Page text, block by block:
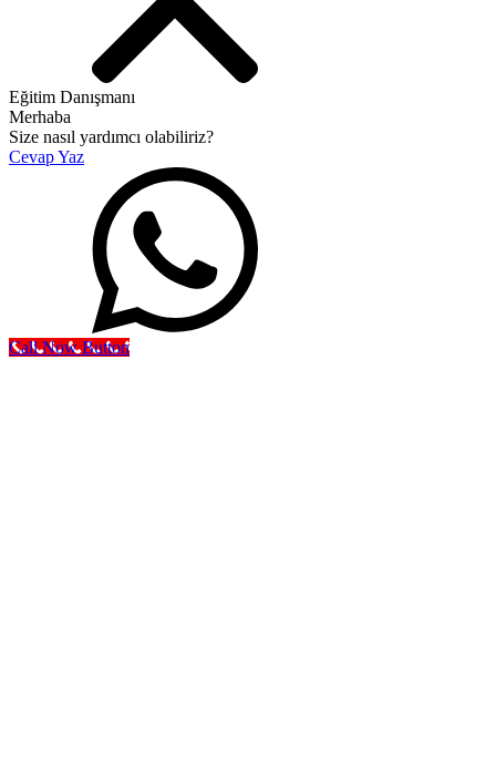
Eğitim Danışmanı
Merhaba
Size nasıl yardımcı olabiliriz?
Cevap Yaz
Call Now Button